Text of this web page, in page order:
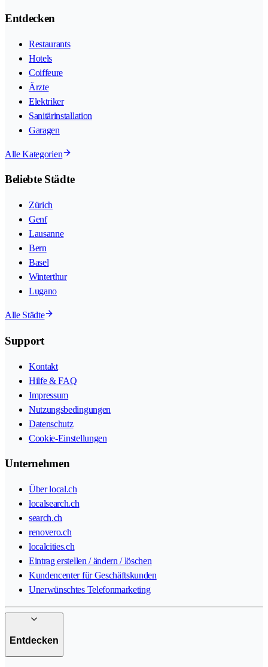
Entdecken
Restaurants
Hotels
Coiffeure
Ärzte
Elektriker
Sanitärinstallation
Garagen
Alle Kategorien
Beliebte Städte
Zürich
Genf
Lausanne
Bern
Basel
Winterthur
Lugano
Alle Städte
Support
Kontakt
Hilfe & FAQ
Impressum
Nutzungsbedingungen
Datenschutz
Cookie-Einstellungen
Unternehmen
Über local.ch
localsearch.ch
search.ch
renovero.ch
localcities.ch
Eintrag erstellen / ändern / löschen
Kundencenter für Geschäftskunden
Unerwünschtes Telefonmarketing
Entdecken